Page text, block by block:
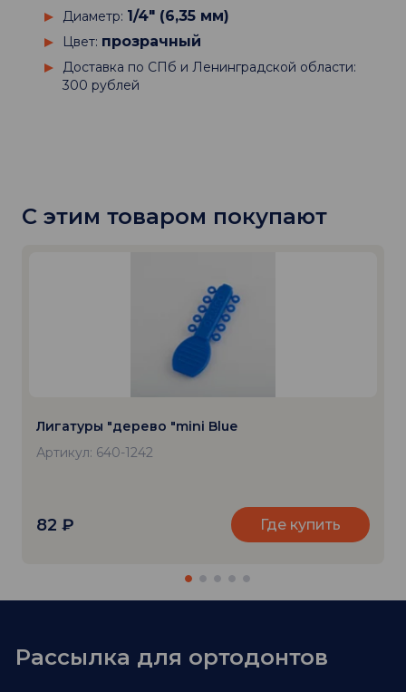
Диаметр: 1/4" (6,35 мм)
Цвет: прозрачный
Доставка по СПб и Ленинградской области:
300 рублей
С этим товаром покупают
Лигатуры "дерево "mini Blue
Артикул: 640-1242
82 ₽ Где купить
Рассылка для ортодонтов